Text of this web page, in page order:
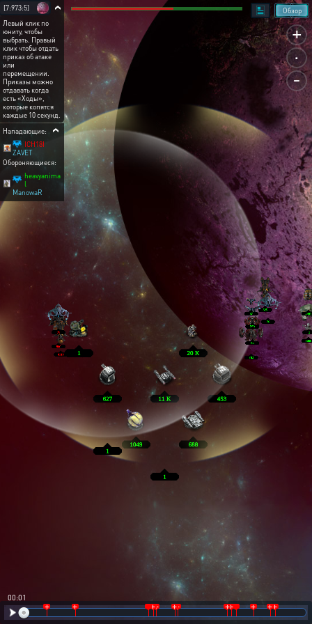
+
.
-
Обзор
[7:973:5]
Левый клик по
юниту, чтобы
выбрать. Правый
клик чтобы отдать
приказ об атаке
или
перемещении.
Приказы можно
отдавать когда
есть «Ходы»,
которые копятся
каждые 10 секунд.
Нападающие:
ICH18I
ZAVET
Обороняющиеся:
heavyanima
l
ManowaR
00:02